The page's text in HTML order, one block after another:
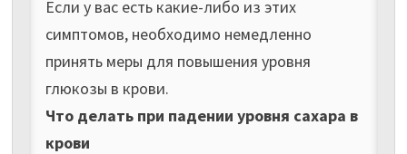
Если у вас есть какие-либо из этих
симптомов, необходимо немедленно
принять меры для повышения уровня
глюкозы в крови.
Что делать при падении уровня сахара в
крови